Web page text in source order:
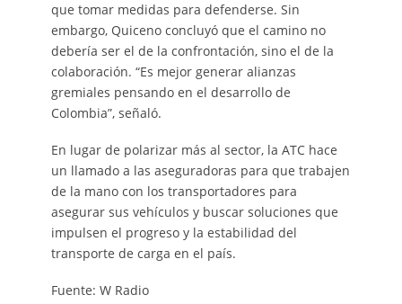
que tomar medidas para defenderse. Sin
embargo, Quiceno concluyó que el camino no
debería ser el de la confrontación, sino el de la
colaboración. “Es mejor generar alianzas
gremiales pensando en el desarrollo de
Colombia”, señaló.
En lugar de polarizar más al sector, la ATC hace
un llamado a las aseguradoras para que trabajen
de la mano con los transportadores para
asegurar sus vehículos y buscar soluciones que
impulsen el progreso y la estabilidad del
transporte de carga en el país.
Fuente: W Radio